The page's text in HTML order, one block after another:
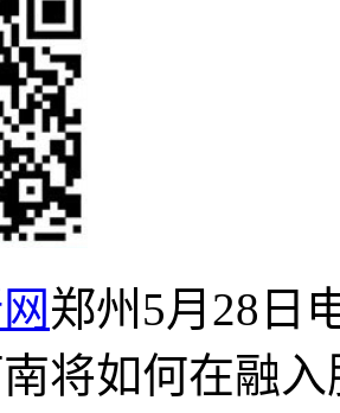
郑州5月28日
将如何在融